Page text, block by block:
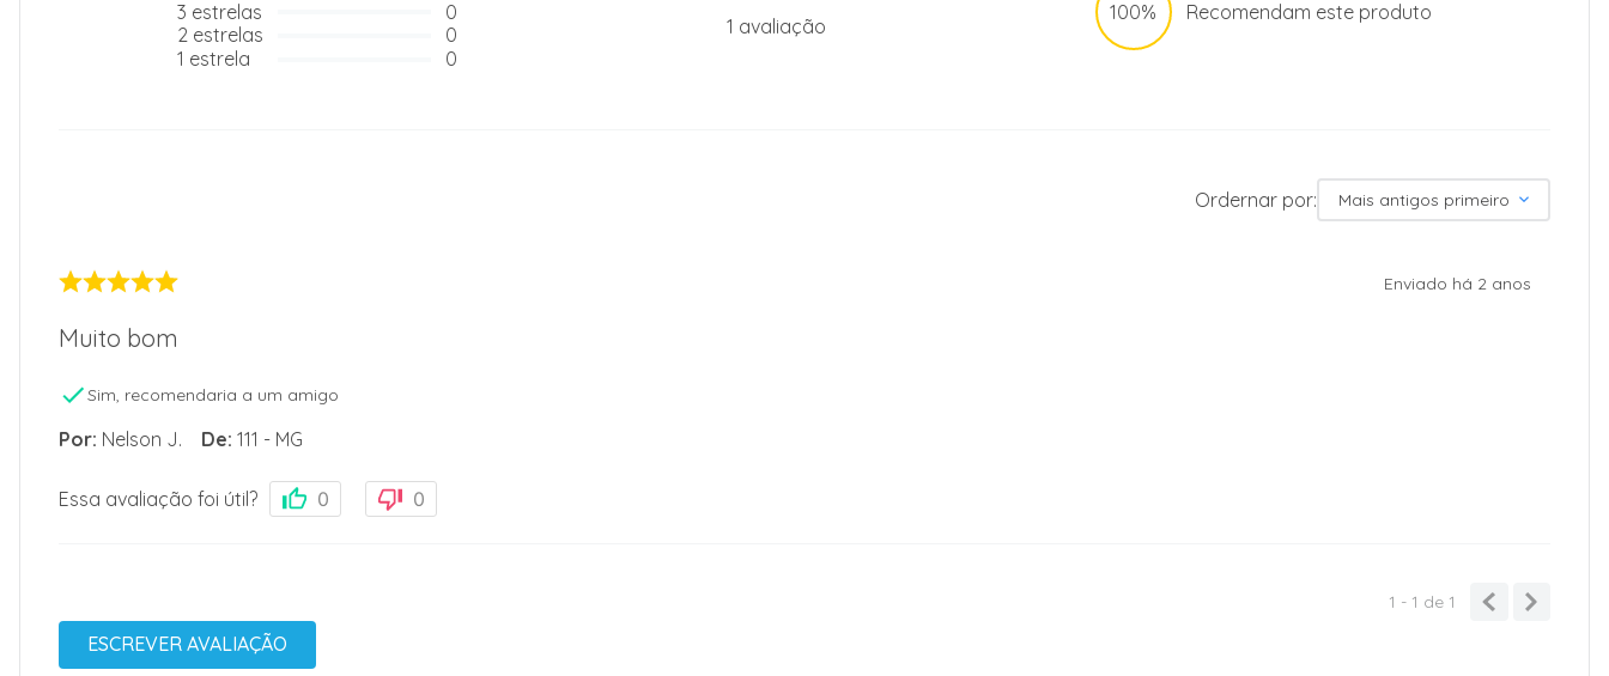
3 estrelas
2 estrelas
1 estrela
0
0
0
1 avaliação
100% Recomendam este produto
Ordernar por: Mais antigos primeiro
Enviado há 2 anos
Muito bom
Sim, recomendaria a um amigo
Por: Nelson J. De: 111 - MG
Essa avaliação foi útil? 0 0
1 - 1 de 1
ESCREVER AVALIAÇÃO